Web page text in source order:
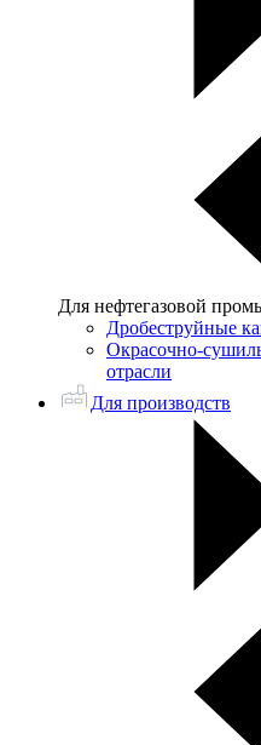
Для нефтегазовой
Дробеструйные
Окрасочно-
отрасли
Для производств